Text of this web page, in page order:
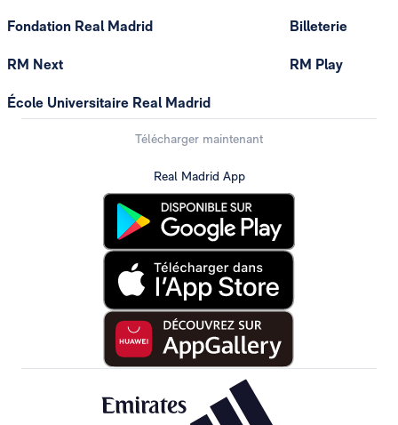
Fondation Real Madrid
RM Next
École Universitaire Real Madrid
Billeterie
RM Play
Télécharger maintenant
Real Madrid App